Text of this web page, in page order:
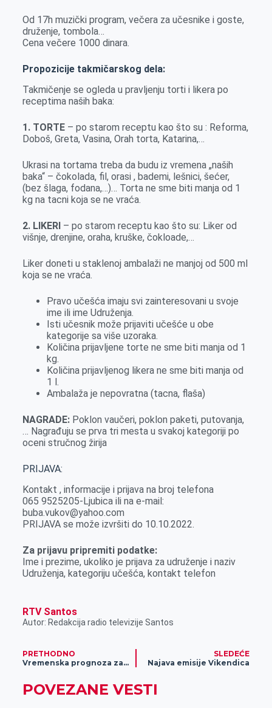
Od 17h muzički program, večera za učesnike i goste,
druženje, tombola…
Cena večere 1000 dinara.
Propozicije takmičarskog dela:
Takmičenje se ogleda u pravljenju torti i likera po
receptima naših baka:
1. TORTE– po starom receptu kao što su : Reforma,
Doboš, Greta, Vasina, Orah torta, Katarina,…
Ukrasi na tortama treba da budu iz vremena „naših
baka“ – čokolada, fil, orasi , bademi, lešnici, šećer,
(bez šlaga, fodana,…)… Torta ne sme biti manja od 1
kg na tacni koja se ne vraća.
2. LIKERI– po starom receptu kao što su: Liker od
višnje, drenjine, oraha, kruške, čokloade,…
Liker doneti u staklenoj ambalaži ne manjoj od 500 ml
koja se ne vraća.
Pravo učešća imaju svi zainteresovani u svoje
ime ili ime Udruženja.
Isti učesnik može prijaviti učešće u obe
kategorije sa više uzoraka.
Količina prijavljene torte ne sme biti manja od 1
kg.
Količina prijavljenog likera ne sme biti manja od
1 l.
Ambalaža je nepovratna (tacna, flaša)
NAGRADE:Poklon vaučeri, poklon paketi, putovanja,
… Nagrađuju se prva tri mesta u svakoj kategoriji po
oceni stručnog žirija
PRIJAVA:
Kontakt , informacije i prijava na broj telefona
065 9525205-Ljubica ili na e-mail:
buba.vukov@yahoo.com
PRIJAVA se može izvršiti do 10.10.2022.
Za prijavu pripremiti podatke:
Ime i prezime, ukoliko je prijava za udruženje i naziv
Udruženja, kategoriju učešća, kontakt telefon
RTV Santos
Autor: Redakcija radio televizije Santos
PRETHODNO
Vremenska prognoza za 9. oktobar
SLEDEĆE
Najava emisije Vikendica
POVEZANE VESTI